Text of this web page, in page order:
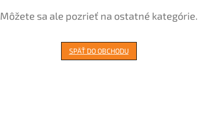
Môžete sa ale pozrieť na ostatné kategórie.
SPÄŤ DO OBCHODU